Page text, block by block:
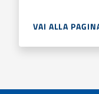
VAI ALLA